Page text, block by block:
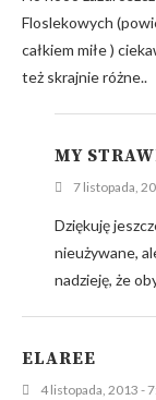
Floslekowych
całkiem miłe )
też skrajnie różne..
MY
7 listopada,
Dziękuję
nieużywane,
nadzieję, że
ELAREE
4 listopada, 2013 -